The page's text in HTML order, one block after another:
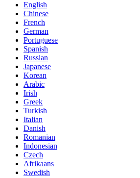
English
Chinese
French
German
Portuguese
Spanish
Russian
Japanese
Korean
Arabic
Irish
Greek
Turkish
Italian
Danish
Romanian
Indonesian
Czech
Afrikaans
Swedish